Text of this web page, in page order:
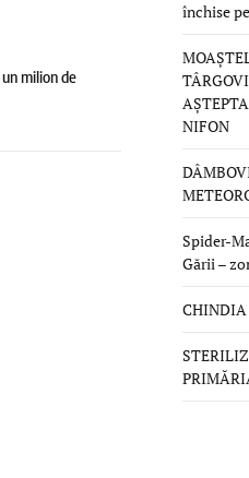
milion de
închise
NIFON
Spider-
Gării –
CHINDIA